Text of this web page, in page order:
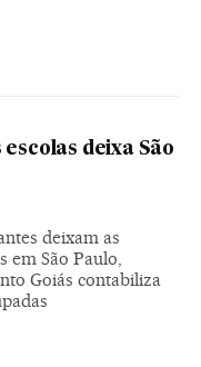
deixa São
deixam as
em São Paulo,
Goiás contabiliza